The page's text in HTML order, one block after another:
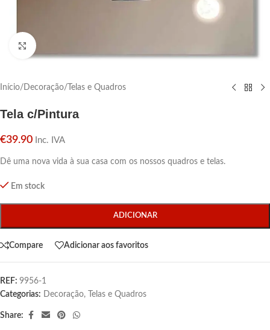
Click para aumentar
Início/ Decoração/ Telas e Quadros
Tela c/Pintura
€39.90 Inc. IVA
Dê uma nova vida à sua casa com os nossos quadros e telas.
Em stock
ADICIONAR
Compare Adicionar aos favoritos
REF: 9956-1
Categorias: Decoração, Telas e Quadros
Share: